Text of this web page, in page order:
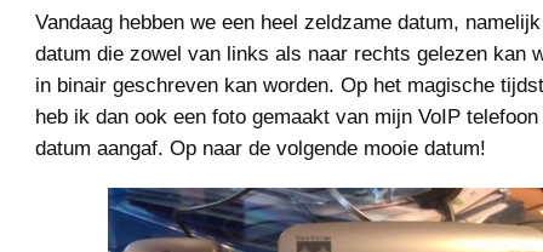
Vandaag hebben we een heel zeldzame datum,
datum die zowel van links als naar rechts gelezen kan
in binair geschreven kan worden. Op het magische
heb ik dan ook een foto gemaakt van mijn VoIP
datum aangaf. Op naar de volgende mooie datum!